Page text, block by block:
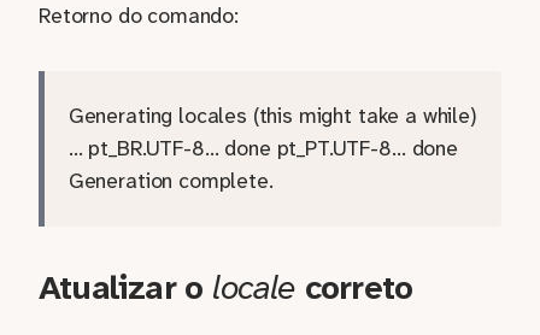
Retorno do comando:
Generating locales (this might take a while)
… pt_BR.UTF-8… done pt_PT.UTF-8… done
Generation complete.
Atualizar o localecorreto